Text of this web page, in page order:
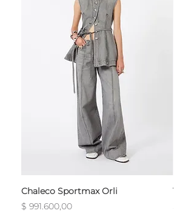
Chaleco Sportmax Orli
Precio
$ 991.600,00
T-